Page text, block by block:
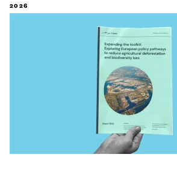
2026